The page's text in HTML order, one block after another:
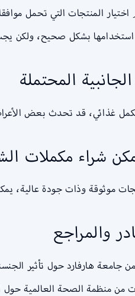
المنتجات التي تحمل
استخدامها بشكل صحيح، ولكن
الجانبية المحتملة
غذائي، قد تحدث بعض
شراء مكملات
موثوقة وذات جودة عالية،
والمراجع
جامعة هارفارد حول تأثير
من منظمة الصحة العالمية حول